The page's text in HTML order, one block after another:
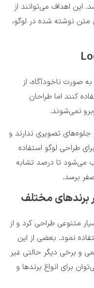
این اهداف می‌توانند از
متن نوشته شده در لوگو،
صورت ناخودآگاه، از
کنند اما طراحان
جلوه‌های تصویری ندارند و
طراحی لوگو استفاده
می‌شود تا درصد تشابه
برسد.
برندهای مختلف
متنوعی طراحی کرد و از
نمود. بعضی از این
و برخی دیگر حالتی غیر
برای انواع برندها و